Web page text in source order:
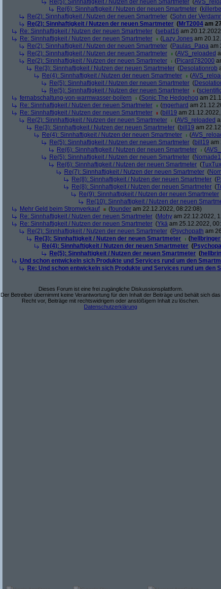
Re(5): Sinnhaftigkeit / Nutzen der neuen Smartmeter (
Re(6): Sinnhaftigkeit / Nutzen der neuen Smartmeter (
Re(2): Sinnhaftigkeit / Nutzen der neuen Smartmeter (Sohn der
Re(2): Sinnhaftigkeit / Nutzen der neuen Smartmeter (MrT2004 am
Re: Sinnhaftigkeit / Nutzen der neuen Smartmeter (sebat16 am
Re: Sinnhaftigkeit / Nutzen der neuen Smartmeter
(Lazy Jones am
Re(2): Sinnhaftigkeit / Nutzen der neuen Smartmeter (Paulas_Papa am
Re(2): Sinnhaftigkeit / Nutzen der neuen Smartmeter
(AVS_reloaded
Re(2): Sinnhaftigkeit / Nutzen der neuen Smartmeter
(Picard782000
Re(3): Sinnhaftigkeit / Nutzen der neuen Smartmeter (Desolationrob
Re(4): Sinnhaftigkeit / Nutzen der neuen Smartmeter
(
Re(5): Sinnhaftigkeit / Nutzen der neuen Smartmeter (
Re(5): Sinnhaftigkeit / Nutzen der neuen Smartmeter
(
fernabschaltung-von-warmwasser-boilern
(Sonic The Hedgehog am
Re: Sinnhaftigkeit / Nutzen der neuen Smartmeter
(mgerhard am
Re: Sinnhaftigkeit / Nutzen der neuen Smartmeter
(bill19 am
Re(2): Sinnhaftigkeit / Nutzen der neuen Smartmeter
(AVS_reloaded
Re(3): Sinnhaftigkeit / Nutzen der neuen Smartmeter (bill19 am
Re(4): Sinnhaftigkeit / Nutzen der neuen Smartmeter
(
Re(5): Sinnhaftigkeit / Nutzen der neuen Smartmeter (bill19 am
Re(6): Sinnhaftigkeit / Nutzen der neuen Smartmeter
(
Re(5): Sinnhaftigkeit / Nutzen der neuen Smartmeter (Nomade1
Re(6): Sinnhaftigkeit / Nutzen der neuen Smartmeter (TuxTux
Re(7): Sinnhaftigkeit / Nutzen der neuen Smartmeter (
Re(8): Sinnhaftigkeit / Nutzen der neuen Smartmeter (
Re(8): Sinnhaftigkeit / Nutzen der neuen Smartmeter (
Re(9): Sinnhaftigkeit / Nutzen der neuen Smartmeter
Re(10): Sinnhaftigkeit / Nutzen der neuen
Mehr Geld beim Stromverkauf
(founder am 22.12.2022, 08:22:08)
Re: Sinnhaftigkeit / Nutzen der neuen Smartmeter (Mohy am 22.12.2022,
Re: Sinnhaftigkeit / Nutzen der neuen Smartmeter (Ykä am 25.12.2022,
Re(2): Sinnhaftigkeit / Nutzen der neuen Smartmeter (Psychopath am
Re(3): Sinnhaftigkeit / Nutzen der neuen Smartmeter
(hellbringer
Re(4): Sinnhaftigkeit / Nutzen der neuen Smartmeter (
Re(5): Sinnhaftigkeit / Nutzen der neuen Smartmeter (
Und schon entwickeln sich Produkte und Services rund um den
Re: Und schon entwickeln sich Produkte und Services rund um den
Dieses Forum ist eine frei zugängliche Diskussionsplattform.
Der Betreiber übernimmt keine Verantwortung für den Inhalt der Beiträge und behält sich das
Recht vor, Beiträge mit rechtswidrigem oder anstößigem Inhalt zu löschen.
Datenschutzerklärung